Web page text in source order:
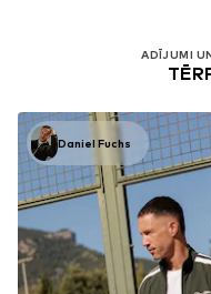
ADĪJUMI
Daniel Fuchs